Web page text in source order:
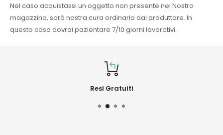
Nel caso acquistassi un oggetto non presente nel Nostro
magazzino, sarà nostra cura ordinarlo dal produttore. In
questo caso dovrai pazientare 7/10 giorni lavorativi.
Resi Gratuiti